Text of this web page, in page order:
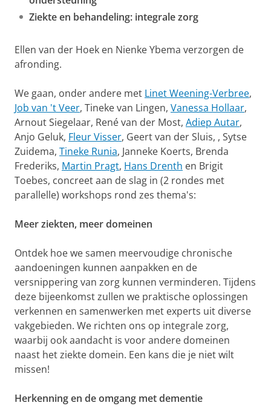
Ziekte en behandeling: integrale zorg
Ellen van der Hoek en Nienke Ybema verzorgen de
afronding.
We gaan, onder andere met Linet Weening-Verbree,
Job van 't Veer, Tineke van Lingen, Vanessa Hollaar,
Arnout Siegelaar, René van der Most, Adiep Autar,
Anjo Geluk, Fleur Visser, Geert van der Sluis, , Sytse
Zuidema, Tineke Runia, Janneke Koerts, Brenda
Frederiks, Martin Pragt, Hans Drenth en Brigit
Toebes, concreet aan de slag in (2 rondes met
parallelle) workshops rond zes thema's:
Meer ziekten, meer domeinen
Ontdek hoe we samen meervoudige chronische
aandoeningen kunnen aanpakken en de
versnippering van zorg kunnen verminderen. Tijdens
deze bijeenkomst zullen we praktische oplossingen
verkennen en samenwerken met experts uit diverse
vakgebieden. We richten ons op integrale zorg,
waarbij ook aandacht is voor andere domeinen
naast het ziekte domein. Een kans die je niet wilt
missen!
Herkenning en de omgang met dementie